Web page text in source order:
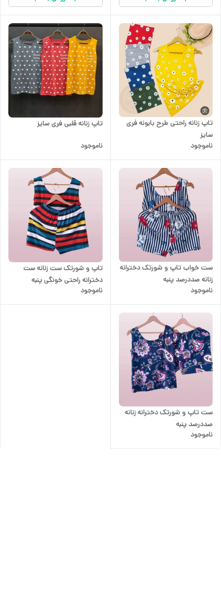
تاپ زنانه راحتی طرح بابونه فری
سایز
ناموجود
تاپ زنانه قلبی فری سایز
ناموجود
ست خواب تاپ و شورتک دخترانه
زنانه صددرصد پنبه
ناموجود
تاپ و شورتک ست زنانه ست
دخترانه راحتی خونگی پنبه
ناموجود
ست تاپ و شورتک دخترانه زنانه
صددرصد پنبه
ناموجود